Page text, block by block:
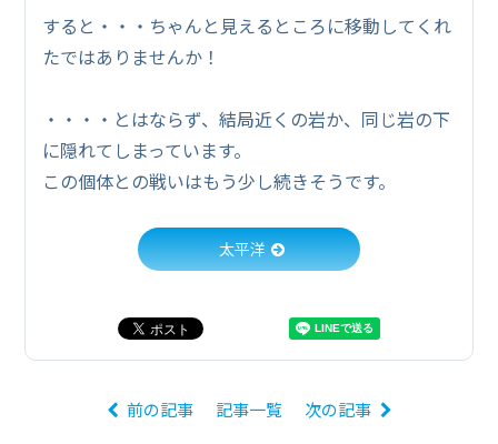
すると・・・ちゃんと見えるところに移動してくれ
たではありませんか！
・・・・とはならず、結局近くの岩か、同じ岩の下
に隠れてしまっています。
この個体との戦いはもう少し続きそうです。
太平洋
前の記事 記事一覧 次の記事